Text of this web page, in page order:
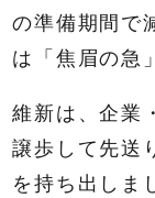
の準備期間で
は「焦眉の急
維新は、企業
譲歩して先送
を持ち出しま